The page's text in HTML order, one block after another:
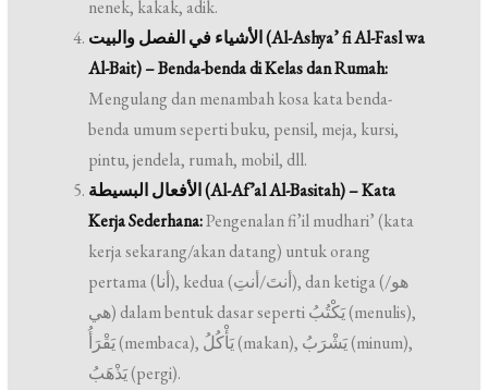
nenek, kakak, adik.
الأشياء في الفصل والبيت (Al-Ashya’ fi Al-Fasl wa
Al-Bait) – Benda-benda di Kelas dan Rumah:
Mengulang dan menambah kosa kata benda-
benda umum seperti buku, pensil, meja, kursi,
pintu, jendela, rumah, mobil, dll.
الأفعال البسيطة (Al-Af’al Al-Basitah) – Kata
Kerja Sederhana:Pengenalan fi’il mudhari’ (kata
kerja sekarang/akan datang) untuk orang
pertama (أنا), kedua (أنتَ/أنتِ), dan ketiga (هو/
هي) dalam bentuk dasar seperti يَكْتُبُ (menulis),
يَقْرَأُ (membaca), يَأْكُلُ (makan), يَشْرَبُ (minum),
يَذْهَبُ (pergi).